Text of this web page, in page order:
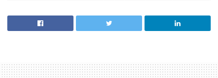
της στην τεράστια αγορά των ΗΠΑ. Επιπλέον, η εταιρεία
σχεδιάζει να προβεί σε 100 νέες προσλήψεις, παράλληλα
ως Chief Data Officer, και της Amabel Polglase, πρώην